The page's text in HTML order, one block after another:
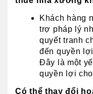
Khách hàng
trợ pháp lý
quyết tranh
đến quyền
Đây là một
quyền lợi
Có thể thay đổi